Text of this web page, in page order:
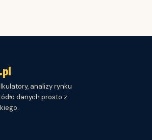
analizy rynku
danych prosto z